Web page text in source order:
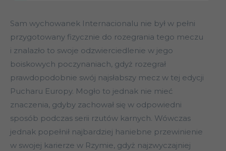
Sam wychowanek Internacionalu nie był w pełni
przygotowany fizycznie do rozegrania tego meczu
i znalazło to swoje odzwierciedlenie w jego
boiskowych poczynaniach, gdyż rozegrał
prawdopodobnie swój najsłabszy mecz w tej edycji
Pucharu Europy. Mogło to jednak nie mieć
znaczenia, gdyby zachował się w odpowiedni
sposób podczas serii rzutów karnych. Wówczas
jednak popełnił najbardziej haniebne przewinienie
w swojej karierze w Rzymie, gdyż najzwyczajniej